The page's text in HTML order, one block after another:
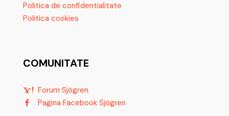
Politica de confidentialitate
Politica cookies
COMUNITATE
Forum Sjögren
Pagina Facebook Sjögren